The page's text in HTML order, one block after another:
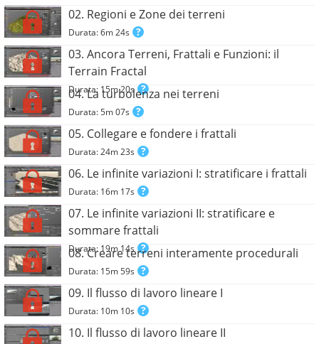
02. Regioni e Zone dei terreni
Durata: 6m 24s
03. Ancora Terreni, Frattali e Funzioni: il
Terrain Fractal
Durata: 15m 20s
04. La turbolenza nei terreni
Durata: 5m 07s
05. Collegare e fondere i frattali
Durata: 24m 23s
06. Le infinite variazioni I: stratificare i frattali
Durata: 16m 17s
07. Le infinite variazioni II: stratificare e
sommare frattali
Durata: 19m 14s
08. Creare terreni interamente procedurali
Durata: 15m 59s
09. Il flusso di lavoro lineare I
Durata: 10m 10s
10. Il flusso di lavoro lineare II